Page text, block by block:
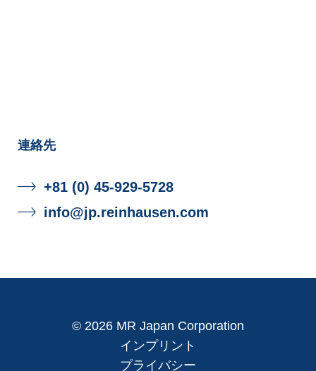
事業内容
さらに詳しく
連絡先
+81 (0) 45-929-5728
info@jp.reinhausen.com
© 2026 MR Japan Corporation
インプリント
プライバシー